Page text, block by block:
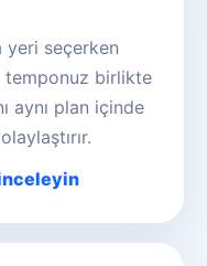
yeri seçerken
temponuz birlikte
aynı plan içinde